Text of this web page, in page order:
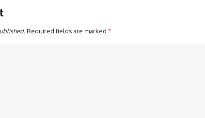
Required fields are marked *